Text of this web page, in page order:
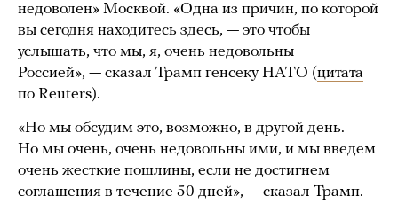
недоволен» Москвой. «Одна из причин, по которой
вы сегодня находитесь здесь, — это чтобы
услышать, что мы, я, очень недовольны
Россией», — сказал Трамп генсеку НАТО (цитата
по Reuters).
«Но мы обсудим это, возможно, в другой день.
Но мы очень, очень недовольны ими, и мы введем
очень жесткие пошлины, если не достигнем
соглашения в течение 50 дней», — сказал Трамп.